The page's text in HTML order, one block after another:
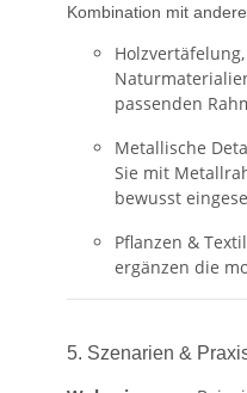
Kombination mit
passenden
Metallische
Sie mit
bewusst
Pflanzen &
ergänzen die
5. Szenarien &